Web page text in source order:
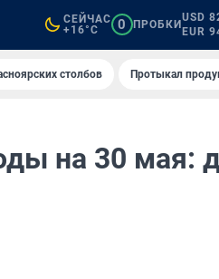
СЕЙЧАС
+16°C
0 ПРОБКИ
USD
EUR
столбов Протыкал
на 30 мая: